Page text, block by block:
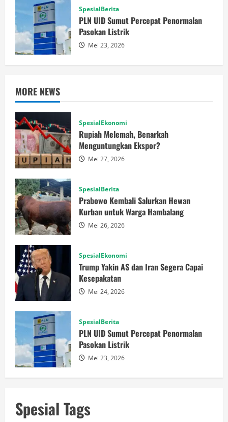
SpesialBerita
PLN UID Sumut Percepat Penormalan
Pasokan Listrik
Mei 23, 2026
MORE NEWS
SpesialEkonomi
Rupiah Melemah, Benarkah
Menguntungkan Ekspor?
Mei 27, 2026
SpesialBerita
Prabowo Kembali Salurkan Hewan
Kurban untuk Warga Hambalang
Mei 26, 2026
SpesialEkonomi
Trump Yakin AS dan Iran Segera Capai
Kesepakatan
Mei 24, 2026
SpesialBerita
PLN UID Sumut Percepat Penormalan
Pasokan Listrik
Mei 23, 2026
Spesial Tags